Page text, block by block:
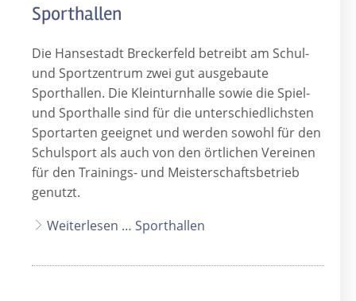
Sporthallen
Die Hansestadt Breckerfeld betreibt am Schul-
und Sportzentrum zwei gut ausgebaute
Sporthallen. Die Kleinturnhalle sowie die Spiel-
und Sporthalle sind für die unterschiedlichsten
Sportarten geeignet und werden sowohl für den
Schulsport als auch von den örtlichen Vereinen
für den Trainings- und Meisterschaftsbetrieb
genutzt.
Weiterlesen … Sporthallen